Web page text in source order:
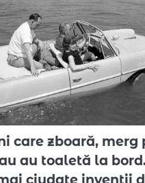
care zboară, merg
au toaletă la
ciudate invenții